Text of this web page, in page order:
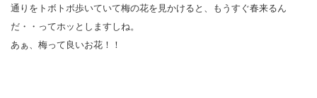
通りをトボトボ歩いていて梅の花を見かけると、もうすぐ春来るん
だ・・ってホッとしますしね。
あぁ、梅って良いお花！！